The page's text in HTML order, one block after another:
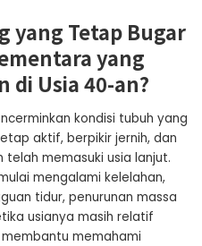
yang Tetap Bugar
yang
di Usia 40-an?
kondisi tubuh yang
aktif, berpikir jernih, dan
telah memasuki usia lanjut.
mengalami kelelahan,
tidur, penurunan massa
usianya masih relatif
membantu memahami